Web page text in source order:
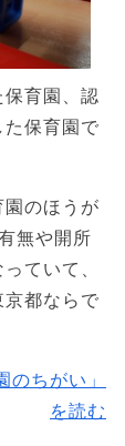
育園、認
保育園で
のほうが
無や開所
ていて、
都ならで
のちがい」
を読む